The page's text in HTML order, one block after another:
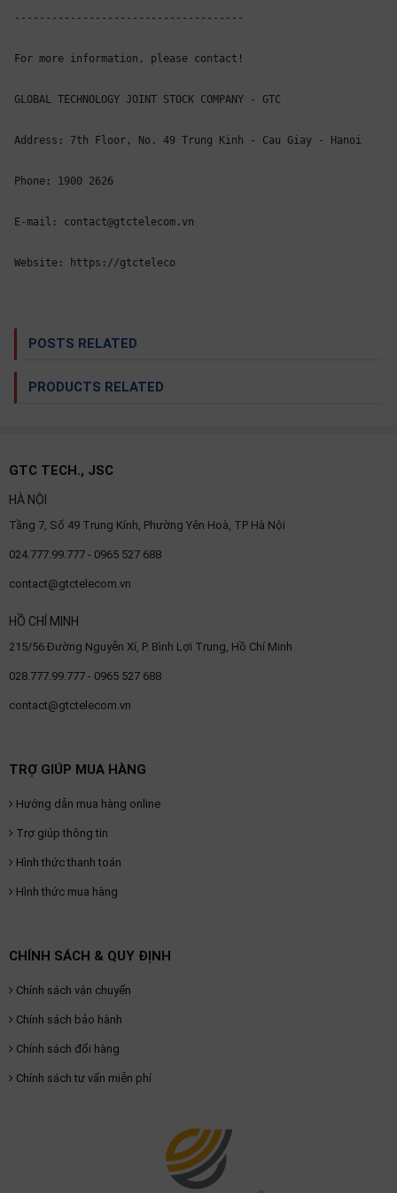
-------------------------------------
For more information, please contact!
GLOBAL TECHNOLOGY JOINT STOCK COMPANY - GTC
Address: 7th Floor, No. 49 Trung Kinh - Cau Giay - Hanoi
Phone: 1900 2626
E-mail: contact@gtctelecom.vn
Website: https://gtcteleco
POSTS RELATED
PRODUCTS RELATED
GTC TECH., JSC
HÀ NỘI
Tầng 7, Số 49 Trung Kính, Phường Yên Hoà, TP Hà Nội
024.777.99.777 - 0965 527 688
contact@gtctelecom.vn
HỒ CHÍ MINH
215/56 Đường Nguyễn Xí, P. Bình Lợi Trung, Hồ Chí Minh
028.777.99.777 - 0965 527 688
contact@gtctelecom.vn
TRỢ GIÚP MUA HÀNG
Hướng dẫn mua hàng online
Trợ giúp thông tin
Hình thức thanh toán
Hình thức mua hàng
CHÍNH SÁCH & QUY ĐỊNH
Chính sách vận chuyển
Chính sách bảo hành
Chính sách đổi hàng
Chính sách tư vấn miễn phí
Support
Contact
thiệu
LANGUAGE
English